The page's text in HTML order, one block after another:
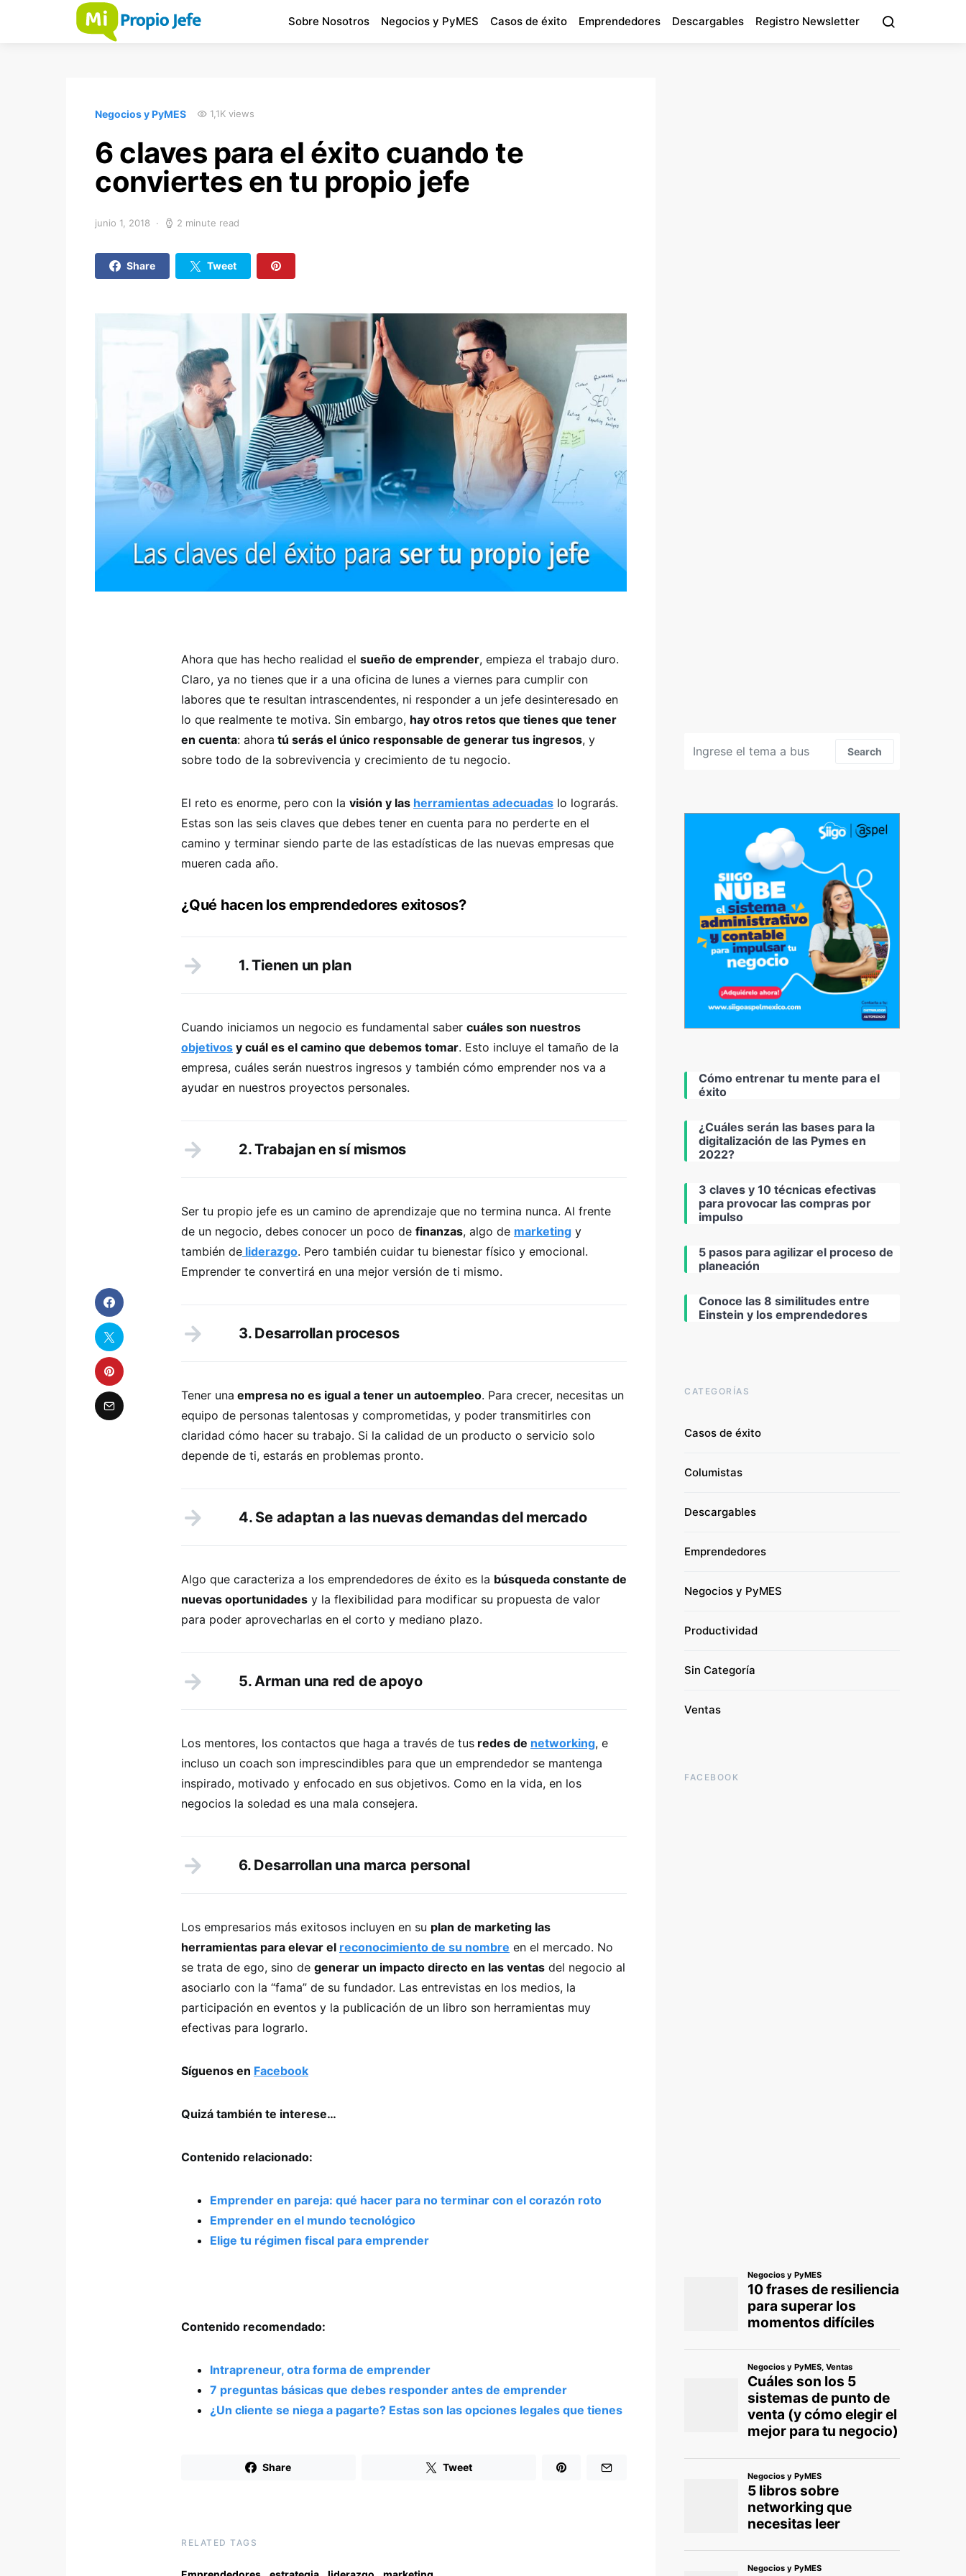
Sobre Nosotros Negocios y PyMES Casos de éxito Emprendedores Descargables Registro Newsletter
Negocios y PyMES 1,1K views
6 claves para el éxito cuando te
conviertes en tu propio jefe
junio 1, 2018 2 minute read
Share Tweet
Ahora que has hecho realidad el sueño de emprender, empieza el trabajo duro.
Claro, ya no tienes que ir a una oficina de lunes a viernes para cumplir con
labores que te resultan intrascendentes, ni responder a un jefe desinteresado en
lo que realmente te motiva. Sin embargo, hay otros retos que tienes que tener
en cuenta: ahora tú serás el único responsable de generar tus ingresos, y
sobre todo de la sobrevivencia y crecimiento de tu negocio.
El reto es enorme, pero con la visión y las herramientas adecuadas lo lograrás.
Estas son las seis claves que debes tener en cuenta para no perderte en el
camino y terminar siendo parte de las estadísticas de las nuevas empresas que
mueren cada año.
¿Qué hacen los emprendedores exitosos?
1. Tienen un plan
Cuando iniciamos un negocio es fundamental saber cuáles son nuestros
objetivos y cuál es el camino que debemos tomar. Esto incluye el tamaño de la
empresa, cuáles serán nuestros ingresos y también cómo emprender nos va a
ayudar en nuestros proyectos personales.
2. Trabajan en sí mismos
Ser tu propio jefe es un camino de aprendizaje que no termina nunca. Al frente
de un negocio, debes conocer un poco de finanzas, algo de marketing y
también de liderazgo. Pero también cuidar tu bienestar físico y emocional.
Emprender te convertirá en una mejor versión de ti mismo.
3. Desarrollan procesos
Tener una empresa no es igual a tener un autoempleo. Para crecer, necesitas un
equipo de personas talentosas y comprometidas, y poder transmitirles con
claridad cómo hacer su trabajo. Si la calidad de un producto o servicio solo
depende de ti, estarás en problemas pronto.
4. Se adaptan a las nuevas demandas del mercado
Algo que caracteriza a los emprendedores de éxito es la búsqueda constante de
nuevas oportunidades y la flexibilidad para modificar su propuesta de valor
para poder aprovecharlas en el corto y mediano plazo.
5. Arman una red de apoyo
Los mentores, los contactos que haga a través de tus redes de networking, e
incluso un coach son imprescindibles para que un emprendedor se mantenga
inspirado, motivado y enfocado en sus objetivos. Como en la vida, en los
negocios la soledad es una mala consejera.
6. Desarrollan una marca personal
Los empresarios más exitosos incluyen en su plan de marketing las
herramientas para elevar el reconocimiento de su nombre en el mercado. No
se trata de ego, sino de generar un impacto directo en las ventas del negocio al
asociarlo con la “fama” de su fundador. Las entrevistas en los medios, la
participación en eventos y la publicación de un libro son herramientas muy
efectivas para lograrlo.
Síguenos en Facebook
Quizá también te interese…
Contenido relacionado:
Emprender en pareja: qué hacer para no terminar con el corazón roto
Emprender en el mundo tecnológico
Elige tu régimen fiscal para emprender
Contenido recomendado:
Intrapreneur, otra forma de emprender
7 preguntas básicas que debes responder antes de emprender
¿Un cliente se niega a pagarte? Estas son las opciones legales que tienes
Share Tweet
RELATED TAGS
Search
Cómo entrenar tu mente para el
éxito
¿Cuáles serán las bases para la
digitalización de las Pymes en
2022?
3 claves y 10 técnicas efectivas
para provocar las compras por
impulso
5 pasos para agilizar el proceso de
planeación
Conoce las 8 similitudes entre
Einstein y los emprendedores
CATEGORÍAS
Casos de éxito
Columistas
Descargables
Emprendedores
Negocios y PyMES
Productividad
Sin Categoría
Ventas
FACEBOOK